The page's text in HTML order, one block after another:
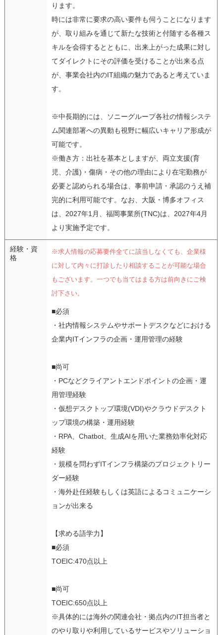
ります。
時には非常に要求の高い要件も伺うことになります
が、取り組みを通じて新たな技術と付随する各種ス
キルを会得するとともに、出来上がった成果に対し
てダイレクトにその評価を受けることが出来る点
が、事業会社内のIT組織の魅力であると考えていま
す。
※中長期的には、ソニーグループ各社の情報システ
ム関連部署への異動も視野に幅広いキャリア形成が
可能です。
※働き方：出社を基本としますが、両立支援(育
児、介護)・傷病・その他の理由により在宅勤務が
必要と認められる場合は、事前申請・承認のうえ補
完的に利用可能です。なお、大阪・博多オフィス
は、2027年1月、福岡事業所(TNC)は、2027年4月
より実施予定です。
経験・資
格
※求人情報の応募要件全てに該当しなくても、企業様
に対して内々に打診したり相談することが可能な場合
もございます。一つでも当てはまる方は前向きにご検
討下さい。
■必須
・社内情報システムやサポートデスクなどにおける
企業内ITインフラの企画・運用管理の経験
■尚可
・PCなどクライアントエンドポイントの企画・運
用管理経験
・仮想デスクトップ環境(VDI)やクラウドデスクト
ップ環境の構築・運用経験
・RPA、Chatbot、生成AIを用いた業務効率化対応
経験
・規模を問わずITインフラ構築のプロジェクトリー
ダー経験
・海外赴任経験もしくは英語によるコミュニケーシ
ョンが出来る
【求める語学力】
■必須
TOEIC:470点以上
■尚可
TOEIC:650点以上
※具体的には海外の関連会社・拠点内のIT担当者と
のやり取りや利用しているサービスやソリューショ